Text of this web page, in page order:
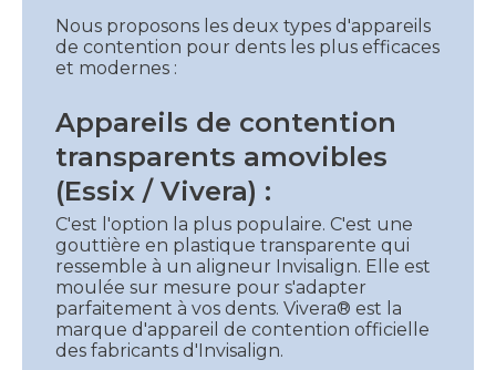
Nous proposons les deux types d'appareils
de contention pour dents les plus efficaces
et modernes :
Appareils de contention
transparents amovibles
(Essix / Vivera) :
C'est l'option la plus populaire. C'est une
gouttière en plastique transparente qui
ressemble à un aligneur Invisalign. Elle est
moulée sur mesure pour s'adapter
parfaitement à vos dents. Vivera® est la
marque d'appareil de contention officielle
des fabricants d'Invisalign.